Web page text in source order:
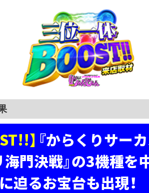
】 『からくりサー
海門決戦』の3機種
迫るお宝台も出現！